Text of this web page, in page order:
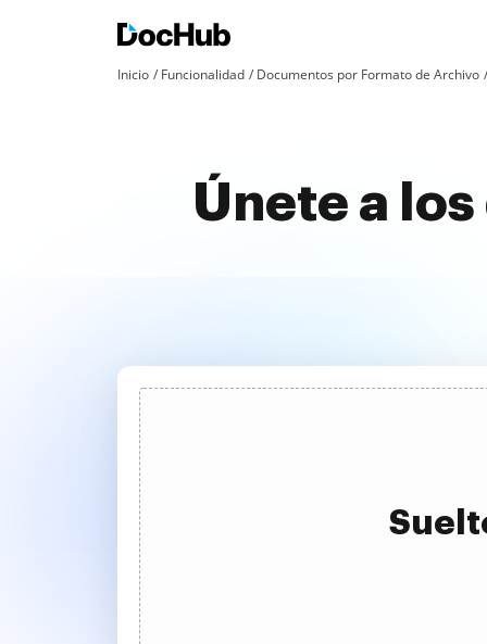
Inicio Funcionalidad Documentos por Formato de Archivo
Únete a